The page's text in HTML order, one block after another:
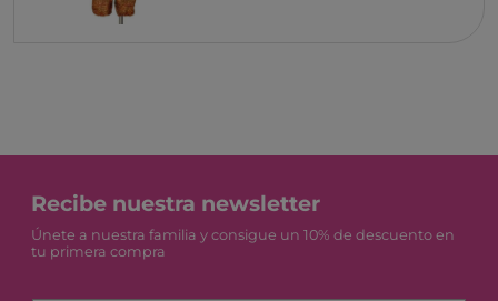
Recibe nuestra newsletter
Únete a nuestra familia y consigue un 10% de descuento en
tu primera compra